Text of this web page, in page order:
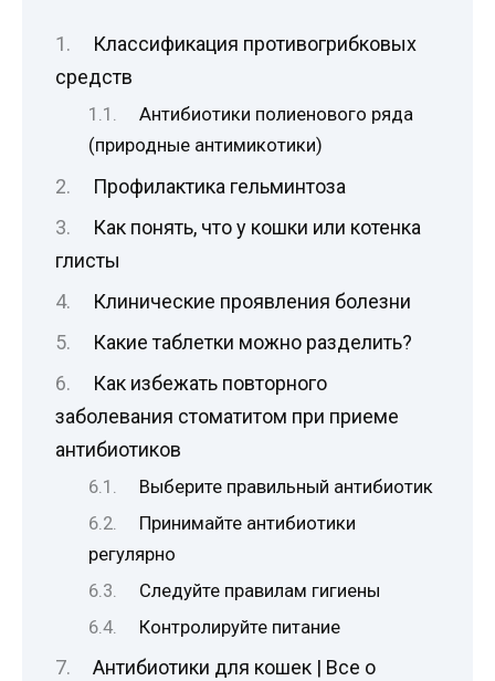
Классификация противогрибковых
средств
Антибиотики полиенового ряда
(природные антимикотики)
Профилактика гельминтоза
Как понять, что у кошки или котенка
глисты
Клинические проявления болезни
Какие таблетки можно разделить?
Как избежать повторного
заболевания стоматитом при приеме
антибиотиков
Выберите правильный антибиотик
Принимайте антибиотики
регулярно
Следуйте правилам гигиены
Контролируйте питание
Антибиотики для кошек | Все о